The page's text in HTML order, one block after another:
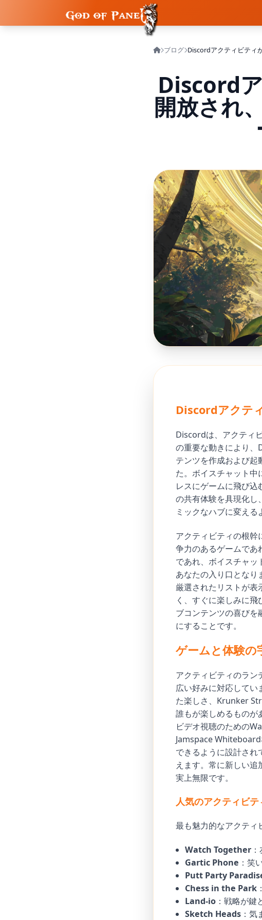
ブログ
Discord
開放され
Discordアクテ
Discordは、アクティ
の重要な動きにより
テンツを作成および起
た。ボイスチャット中
レスにゲームに飛び
の共有体験を具現化し
ミックなハブに変える
アクティビティの根
争力のあるゲームであ
であれ、ボイスチャ
あなたの入り口とな
厳選されたリストが
く、すぐに楽しみに
ブコンテンツの喜びを
にすることです。
ゲームと体験の
アクティビティのラン
広い好みに対応して
た楽しさ、Krunker
誰もが楽しめるものが
ビデオ視聴のための
Jamspace
できるように設計さ
えます。常に新しい
実上無限です。
人気のアクティビ
最も魅力的なアクティ
Watch Together：
Gartic Phone ：笑
Putt Party
Chess in the Park
Land-io：戦略が鍵
Sketch Heads：気